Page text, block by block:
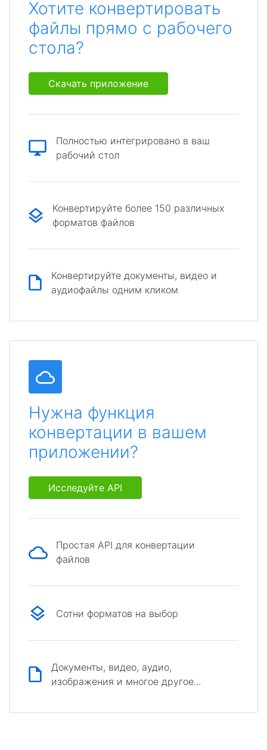
Хотите конвертировать
файлы прямо с рабочего
стола?
Скачать приложение
Полностью интегрировано в ваш
рабочий стол
Конвертируйте более 150 различных
форматов файлов
Конвертируйте документы, видео и
аудиофайлы одним кликом
Нужна функция
конвертации в вашем
приложении?
Исследуйте API
Простая API для конвертации
файлов
Сотни форматов на выбор
Документы, видео, аудио,
изображения и многое другое...